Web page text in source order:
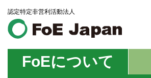
認定特定非営利活動法人
FoEについて